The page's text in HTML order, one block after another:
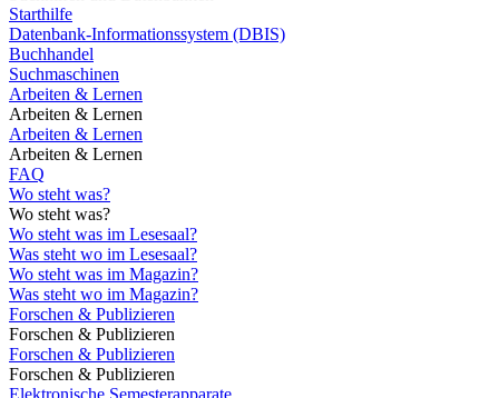
Starthilfe
Datenbank-Informationssystem (DBIS)
Buchhandel
Suchmaschinen
Arbeiten & Lernen
Arbeiten & Lernen
Arbeiten & Lernen
Arbeiten & Lernen
FAQ
Wo steht was?
Wo steht was?
Wo steht was im Lesesaal?
Was steht wo im Lesesaal?
Wo steht was im Magazin?
Was steht wo im Magazin?
Forschen & Publizieren
Forschen & Publizieren
Forschen & Publizieren
Forschen & Publizieren
Elektronische Semesterapparate